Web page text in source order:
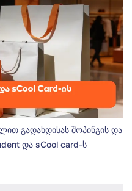
გადახდისას შოპინგის და
და sCool card-ს